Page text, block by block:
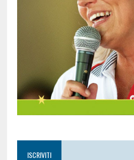
ISCRIVITI